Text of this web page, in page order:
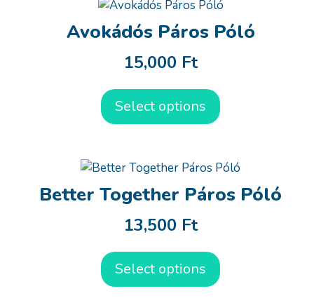
Avokádós Páros Póló
15,000 Ft
Select options
Better Together Páros Póló
13,500 Ft
Select options